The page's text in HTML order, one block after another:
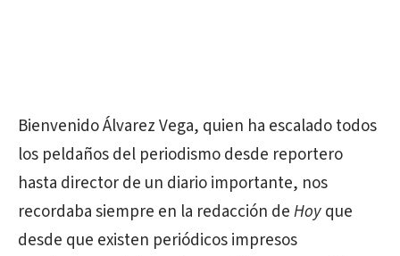
Bienvenido Álvarez Vega, quien ha escalado todos
los peldaños del periodismo desde reportero
hasta director de un diario importante, nos
recordaba siempre en la redacción deHoyque
desde que existen periódicos impresos